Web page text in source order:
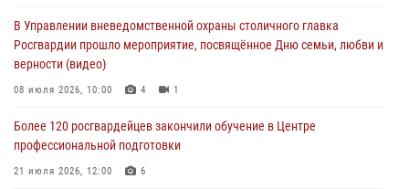
04 августа 2026, 14:00
Офицер Росгвардии стал гостем прямого эфира на «Радио Москвы»
и рассказал о работе дежурных частей
В Москве росгвардейцы задержали подозреваемого в нападении
на охранника торгового центра (видео)
В Управлении вневедомственной охраны столичного главка
Росгвардии прошло мероприятие, посвящённое Дню семьи, любви и
верности (видео)
08 июля 2026, 10:00 4 1
Более 120 росгвардейцев закончили обучение в Центре
профессиональной подготовки
21 июля 2026, 12:00 6